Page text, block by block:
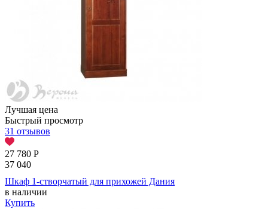
Лучшая цена
Быстрый просмотр
31 отзывов
27 780 Р
37 040
Шкаф 1-створчатый для прихожей Дания
в наличии
Купить